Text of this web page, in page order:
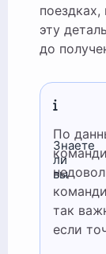
эту
до
Знаете
ли
вы
По данным опросов сотрудников, задержка возмещения
так
если